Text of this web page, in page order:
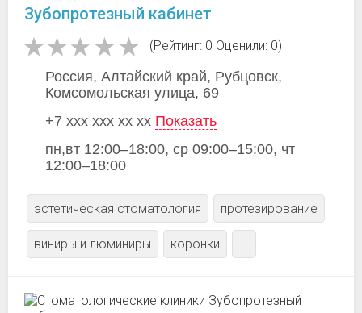
Зубопротезный кабинет
(Рейтинг: 0 Оценили: 0)
Россия, Алтайский край, Рубцовск,
Комсомольская улица, 69
+7 xxx xxx xx xx Показать
пн,вт 12:00–18:00, ср 09:00–15:00, чт
12:00–18:00
эстетическая стоматология протезирование
виниры и люминиры коронки ...